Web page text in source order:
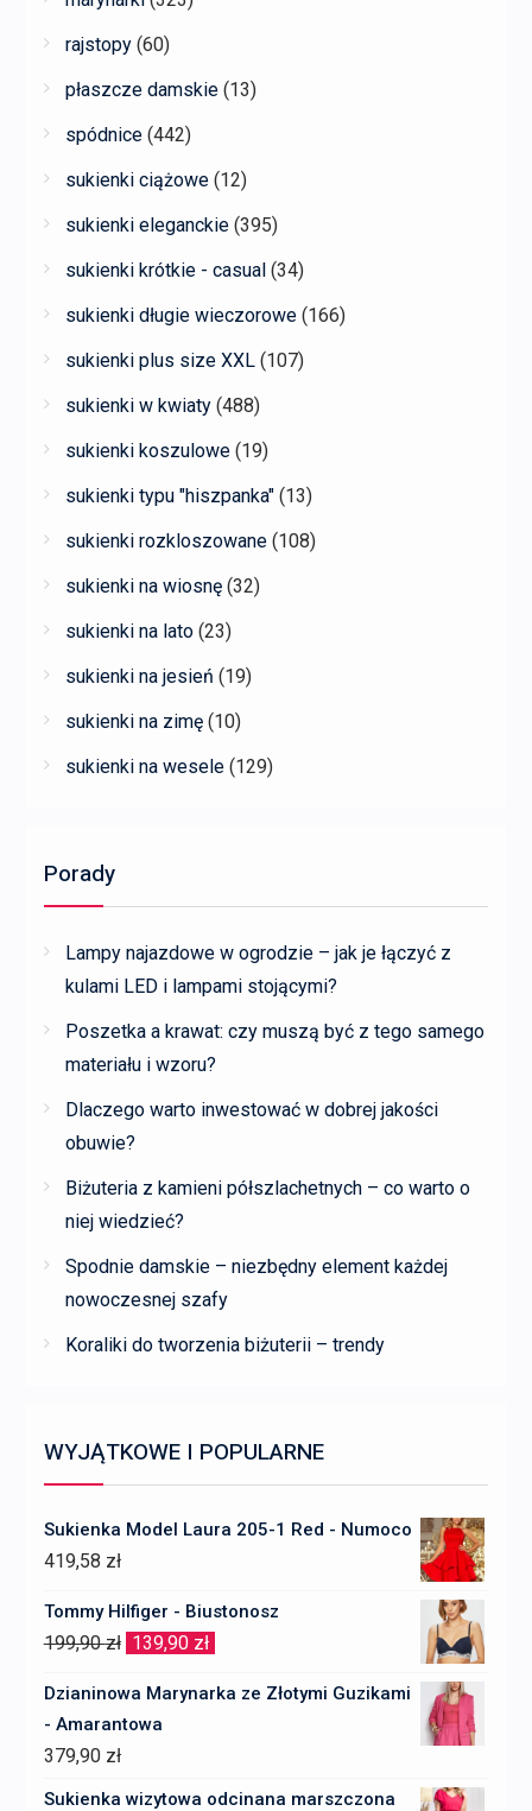
rajstopy (60)
płaszcze damskie (13)
spódnice (442)
sukienki ciążowe (12)
sukienki eleganckie (395)
sukienki krótkie - casual (34)
sukienki długie wieczorowe (166)
sukienki plus size XXL (107)
sukienki w kwiaty (488)
sukienki koszulowe (19)
sukienki typu "hiszpanka" (13)
sukienki rozkloszowane (108)
sukienki na wiosnę (32)
sukienki na lato (23)
sukienki na jesień (19)
sukienki na zimę (10)
sukienki na wesele (129)
Porady
Lampy najazdowe w ogrodzie – jak je łączyć z
kulami LED i lampami stojącymi?
Poszetka a krawat: czy muszą być z tego samego
materiału i wzoru?
Dlaczego warto inwestować w dobrej jakości
obuwie?
Biżuteria z kamieni półszlachetnych – co warto o
niej wiedzieć?
Spodnie damskie – niezbędny element każdej
nowoczesnej szafy
Koraliki do tworzenia biżuterii – trendy
WYJĄTKOWE I POPULARNE
Sukienka Model Laura 205-1 Red - Numoco
419,58 zł
Tommy Hilfiger - Biustonosz
199,90zł Pierwotna
wynosiła:
139,90 zł
Dzianinowa Marynarka ze Złotymi Guzikami
- Amarantowa
379,90 zł
Sukienka wizytowa odcinana marszczona